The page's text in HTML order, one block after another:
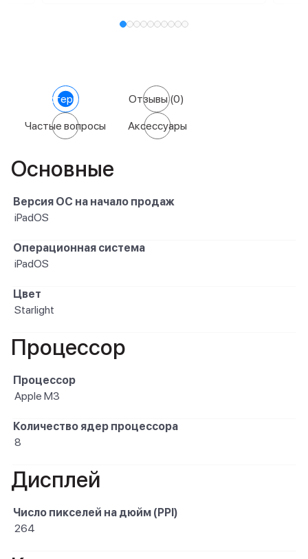
Характеристики Отзывы(0)
Частые вопросы Аксессуары
Основные
Версия ОС на начало продаж
iPadOS
Операционная система
iPadOS
Цвет
Starlight
Процессор
Процессор
Apple M3
Количество ядер процессора
8
Дисплей
Число пикселей на дюйм (PPI)
264